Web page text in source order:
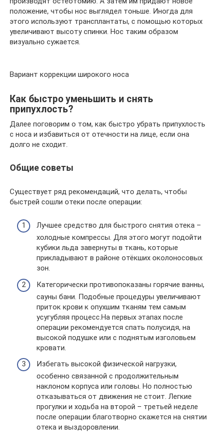
положение, чтобы нос выглядел тоньше. Иногда для
этого используют трансплантаты, с помощью которых
увеличивают высоту спинки. Нос таким образом
визуально сужается.
Вариант коррекции широкого носа
Как быстро уменьшить и снять
припухлость?
Далее поговорим о том, как быстро убрать припухлость
с носа и избавиться от отечности на лице, если она
долго не сходит.
Общие советы
Существует ряд рекомендаций, что делать, чтобы
быстрей сошли отеки после операции:
Лучшее средство для быстрого снятия отека –
холодные компрессы. Для этого могут подойти
кубики льда завернуты в ткань, которые
прикладывают в районе отёкших околоносовых
зон.
Категорически противопоказаны горячие ванны,
сауны бани. Подобные процедуры увеличивают
приток крови к опухшим тканям тем самым
усугубляя процесс.На первых этапах после
операции рекомендуется спать полусидя, на
высокой подушке или с поднятым изголовьем
кровати.
Избегать высокой физической нагрузки,
особенно связанной с продолжительным
наклоном корпуса или головы. Но полностью
отказываться от движения не стоит. Легкие
прогулки и ходьба на второй – третьей неделе
после операции благотворно скажется на снятии
отека и выздоровлении.